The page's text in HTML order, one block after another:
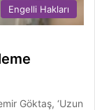
Engelli Hakları
Göktaş, ‘Uzun